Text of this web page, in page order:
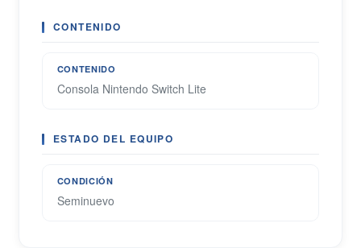
CONTENIDO
CONTENIDO
Consola Nintendo Switch Lite
ESTADO DEL EQUIPO
CONDICIÓN
Seminuevo